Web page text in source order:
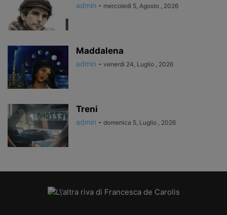
admin - mercoledì 5, Agosto , 2026
Maddalena
admin - venerdì 24, Luglio , 2026
Treni
admin - domenica 5, Luglio , 2026